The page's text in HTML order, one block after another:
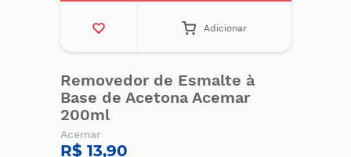
Adicionar
Removedor de Esmalte à
Base de Acetona Acemar
200ml
Acemar
R$ 13,90